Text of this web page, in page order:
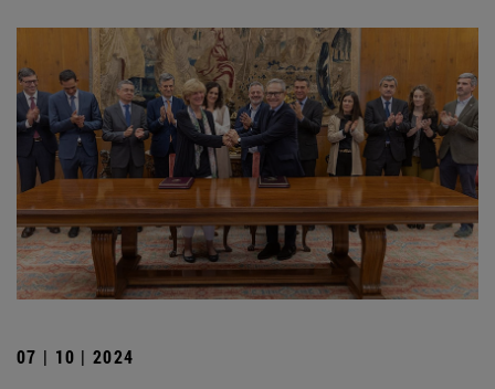
07 | 10 | 2024